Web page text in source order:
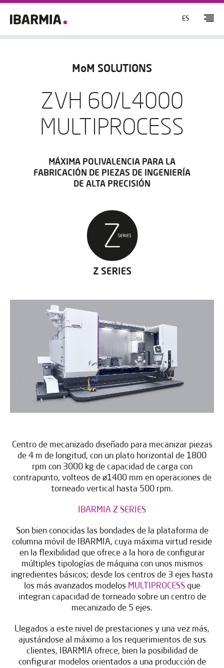
ES
MoM SOLUTIONS
ZVH 60/L4000
MULTIPROCESS
MÁXIMA POLIVALENCIA PARA LA
FABRICACIÓN DE PIEZAS DE INGENIERÍA
DE ALTA PRECISIÓN
Centro de mecanizado diseñado para mecanizar piezas
de 4 m de longitud, con un plato horizontal de 1800
rpm con 3000 kg de capacidad de carga con
contrapunto, volteos de ø1400 mm en operaciones de
torneado vertical hasta 500 rpm.
IBARMIA Z SERIES
Son bien conocidas las bondades de la plataforma de
columna móvil de IBARMIA, cuya máxima virtud reside
en la flexibilidad que ofrece a la hora de configurar
múltiples tipologías de máquina con unos mismos
ingredientes básicos; desde los centros de 3 ejes hasta
los más avanzados modelos MULTIPROCESSque
integran capacidad de torneado sobre un centro de
mecanizado de 5 ejes.
Llegados a este nivel de prestaciones y una vez más,
ajustándose al máximo a los requerimientos de sus
clientes, IBARMIA ofrece, bien la posibilidad de
configurar modelos orientados a una producción de